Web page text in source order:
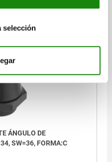
selección
DETALLES
SW=36, FORMA:C